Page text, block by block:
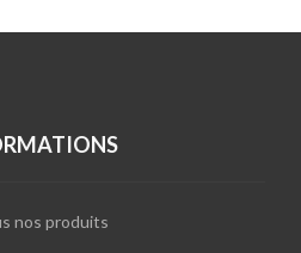
nos produits